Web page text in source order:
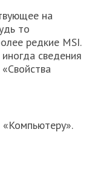
на
то
редкие MSI.
сведения
«Компьютеру».